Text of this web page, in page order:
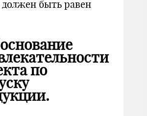
быть равен
по